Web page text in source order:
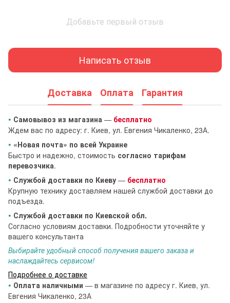
Добавьте первый отзыв
Написать отзыв
Доставка Оплата Гарантия
• Самовывоз из магазина — бесплатно
Ждем вас по адресу: г. Киев, ул. Евгения Чикаленко, 23А.
• «Новая почта» по всей Украине
Быстро и надежно, стоимость согласно тарифам
перевозчика.
• Службой доставки по Киеву — бесплатно
Крупную технику доставляем нашей службой доставки до
подъезда.
• Службой доставки по Киевской обл.
Согласно условиям доставки. Подробности уточняйте у
вашего консультанта
Выбирайте удобный способ получения вашего заказа и
наслаждайтесь сервисом!
Подробнее о доставке
• Оплата наличными — в магазине по адресу г. Киев, ул.
Евгения Чикаленко, 23А